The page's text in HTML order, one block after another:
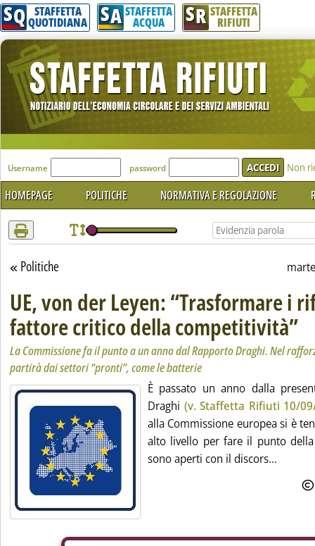
Attenzione! Esegui l'accesso per lèggere interamente la notizia.
SQ STAFFETTA
QUOTIDIANA SA STAFFETTA
ACQUA SR STAFFETTA
RIFIUTI
'Modulo Login per accedere'
Username password Non
HOMEPAGE POLITICHE NORMATIVA E REGOLAZIONE
Torna alla sezione
Politiche
UE, von der Leyen: “Trasformare i
fattore critico della competitività”
La Commissione fa il punto a un anno dal Rapporto Draghi. Nel
partirà dai settori “pronti”, come le batterie
È passato un anno dalla
Draghi (v. Staffetta Rifiuti 10/
alla Commissione europea si è
alto livello per fare il punto
sono aperti con il discors...